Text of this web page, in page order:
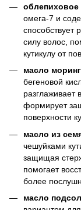
облепиховое
омега-7 и
способствует
силу волос,
кутикулу от
масло
бегеновой
разглаживает
формирует
поверхности
масло из
чешуйками
защищая
помогает
более
масло